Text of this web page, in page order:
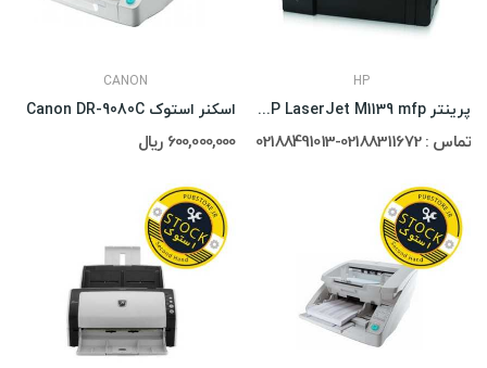
HP
پرینتر HP LaserJet M1139 mfp استوک
تماس : 02188311672-02188491013
CANON
اسکنر استوک Canon DR-9080C
600,000,000 ریال